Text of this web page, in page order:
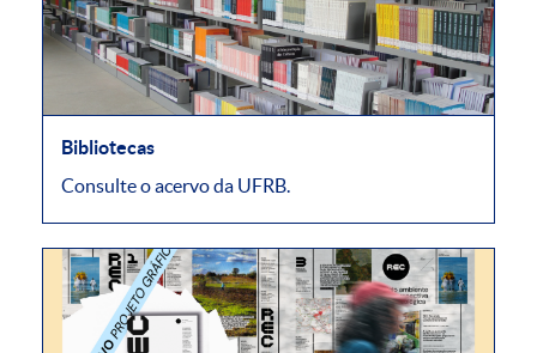
Bibliotecas
Consulte o acervo da UFRB.